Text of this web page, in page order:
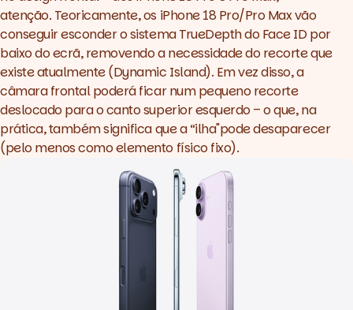
atenção. Teoricamente, os iPhone 18 Pro/Pro Maxvão
conseguir esconder o sistema TrueDepth do Face ID por
baixo do ecrã, removendo a necessidade do recorte que
existe atualmente (Dynamic Island). Em vez disso, a
câmara frontal poderá ficar num pequeno recorte
deslocado para o canto superior esquerdo – o que, na
prática, também significa que a “ilha"pode desaparecer
(pelo menos como elemento físico fixo).